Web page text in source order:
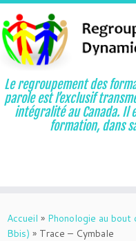
au
contenu
Le regroupement des
parole est l’exclusif
intégralité au Canada. Il
formation, dans
Accueil » Phonologie au
Bbis) » Trace – Cymbale